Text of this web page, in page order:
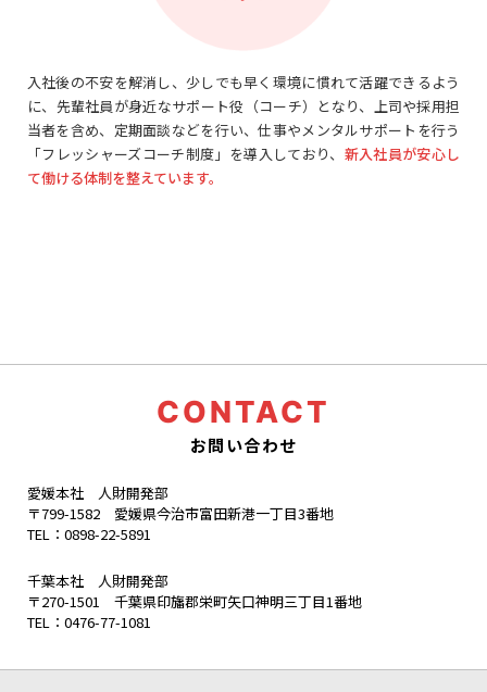
入社後の不安を解消し、少しでも早く環境に慣れて活躍できるよう
に、先輩社員が身近なサポート役（コーチ）となり、上司や採用担
当者を含め、定期面談などを行い、仕事やメンタルサポートを行う
「フレッシャーズコーチ制度」を導入しており、 新入社員が安心し
て働ける体制を整えています。
CONTACT
お問い合わせ
愛媛本社 人財開発部
〒799-1582 愛媛県今治市富田新港一丁目3番地
TEL： 0898-22-5891
千葉本社 人財開発部
〒270-1501 千葉県印旛郡栄町矢口神明三丁目1番地
TEL： 0476-77-1081